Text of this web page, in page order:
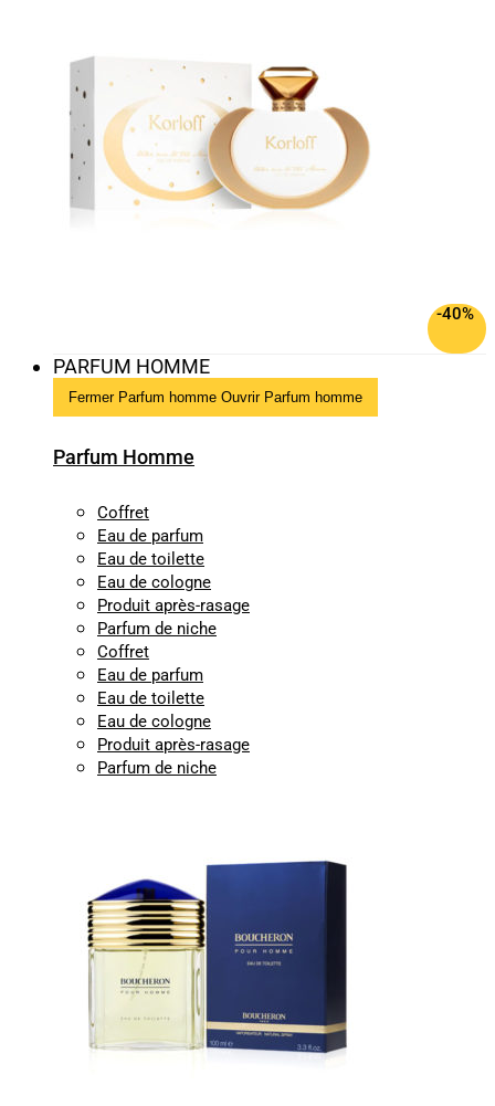
-40%
PARFUM HOMME
Fermer Parfum homme Ouvrir Parfum homme
Parfum Homme
Coffret
Eau de parfum
Eau de toilette
Eau de cologne
Produit après-rasage
Parfum de niche
Coffret
Eau de parfum
Eau de toilette
Eau de cologne
Produit après-rasage
Parfum de niche